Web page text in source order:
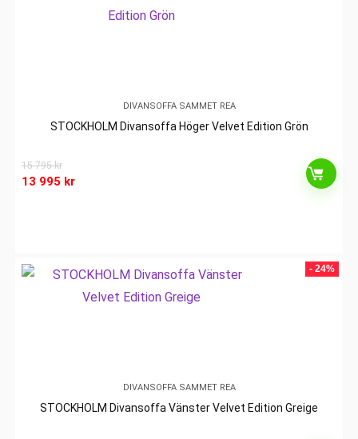
DIVANSOFFA SAMMET REA
STOCKHOLM Divansoffa Höger Velvet Edition Grön
15 795kr
13 995 kr
- 24%
DIVANSOFFA SAMMET REA
STOCKHOLM Divansoffa Vänster Velvet Edition Greige